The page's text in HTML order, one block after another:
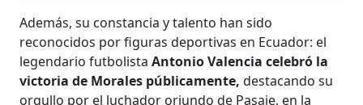
Además, su constancia y talento han sido
reconocidos por figuras deportivas en Ecuador: el
legendario futbolistaAntonio Valencia celebró la
victoria de Morales públicamente, destacando su
orgullo por el luchador oriundo de Pasaje, en la